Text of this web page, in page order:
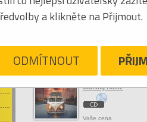
ROCK/POP
Coming Home
Vaše cena
a klikněte na Přijmout.
ODMÍTNOUT